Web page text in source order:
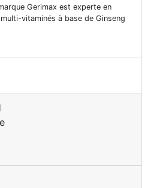
Gerimax est experte en
vitaminés à base de Ginseng